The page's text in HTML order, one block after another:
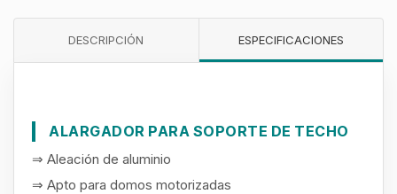
DESCRIPCIÓN ESPECIFICACIONES
ALARGADOR PARA SOPORTE DE TECHO
⇒ Aleación de aluminio
⇒ Apto para domos motorizadas